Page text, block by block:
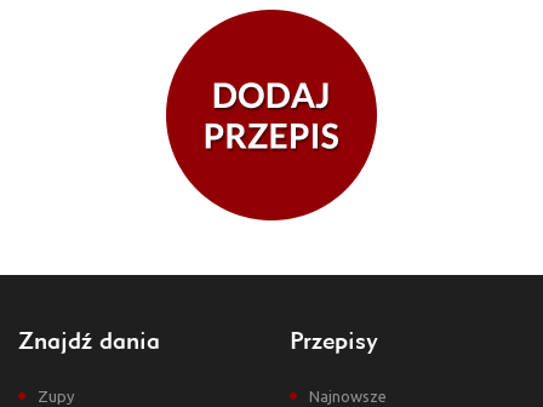
Znajdź dania
Zupy
Przepisy
Najnowsze